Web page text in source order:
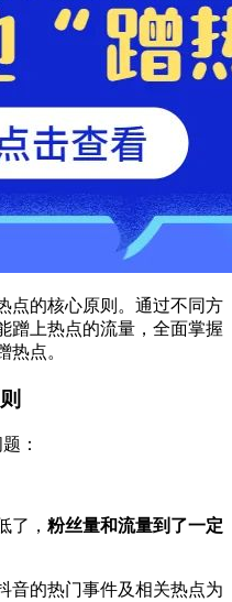
点的核心原则。通过不同方
蹭上热点的流量，全面掌握
热点。
：
了， 粉丝量和流量到了一定
音的热门事件及相关热点为